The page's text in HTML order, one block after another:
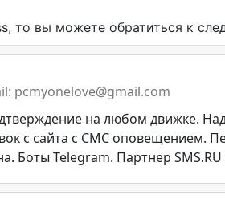
то вы можете обратиться к
pcmyonelove@gmail.com
на любом движке.
с сайта с СМС оповещением.
Боты Telegram. Партнер SMS.RU